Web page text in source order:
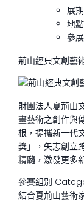
展
地
參
荊山經典文創藝
財團法人夏荊山
畫藝術之創作與
根，提攜新一代
獎」，矢志創立
精髓，激發更多
參賽組別
結合夏荊山藝術